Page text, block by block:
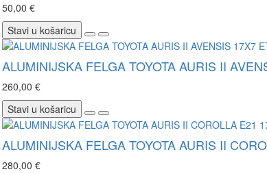
50,00 €
Stavi u košaricu
ALUMINIJSKA FELGA TOYOTA AURIS II
260,00 €
Stavi u košaricu
ALUMINIJSKA FELGA TOYOTA AURIS II
280,00 €